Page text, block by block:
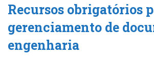
Recursos obrigatórios
gerenciamento de
engenharia